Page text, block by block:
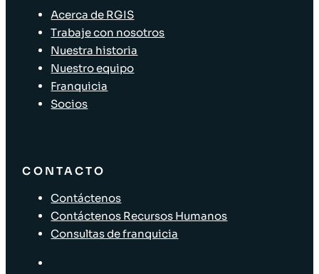
Acerca de RGIS
Trabaje con nosotros
Nuestra historia
Nuestro equipo
Franquicia
Socios
CONTACTO
Contáctenos
Contáctenos Recursos Humanos
Consultas de franquicia